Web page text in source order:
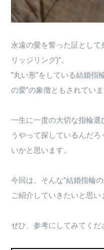
永遠の愛を誓った証として
リッジリング)”。
”丸い形”をしている結婚指
の愛”の象徴ともされていま
一生に一度の大切な指輪選
うやって探しているんだ
いかと思います。
今回は、そんな”結婚指輪
ご紹介していきたいと思い
ぜひ、参考にしてみてくだ